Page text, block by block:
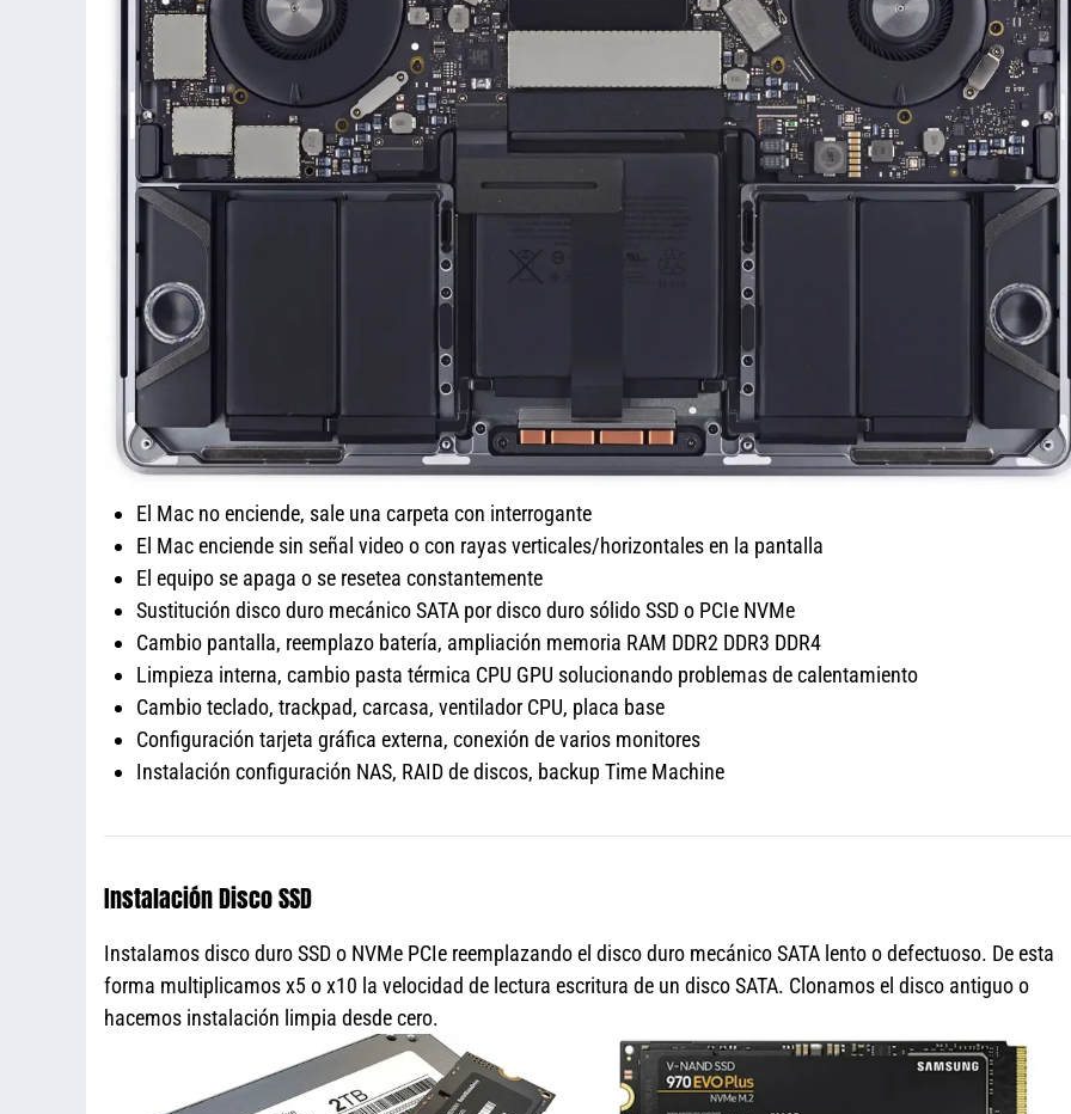
El Mac no enciende, sale una carpeta con interrogante
El Mac enciende sin señal video o con rayas verticales/horizontales en la pantalla
El equipo se apaga o se resetea constantemente
Sustitución disco duro mecánico SATA por disco duro sólido SSD o PCIe NVMe
Cambio pantalla, reemplazo batería, ampliación memoria RAM DDR2 DDR3 DDR4
Limpieza interna, cambio pasta térmica CPU GPU solucionando problemas de calentamiento
Cambio teclado, trackpad, carcasa, ventilador CPU, placa base
Configuración tarjeta gráfica externa, conexión de varios monitores
Instalación configuración NAS, RAID de discos, backup Time Machine
Instalación Disco SSD
Instalamos disco duro SSD o NVMe PCIe reemplazando el disco duro mecánico SATA lento o defectuoso. De esta
forma multiplicamos x5 o x10 la velocidad de lectura escritura de un disco SATA. Clonamos el disco antiguo o
hacemos instalación limpia desde cero.